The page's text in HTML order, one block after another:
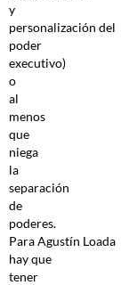
y
personalización del
poder
executivo)
o
al
menos
que
niega
la
separación
de
poderes.
Para Agustín Loada
hay que
tener